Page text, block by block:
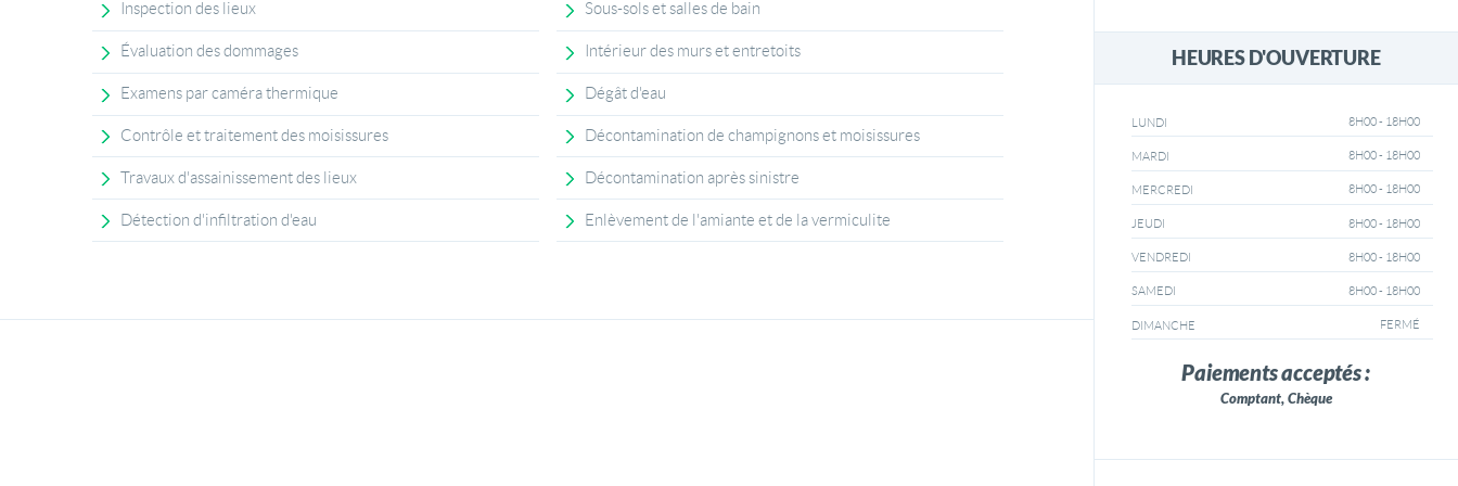
Inspection des lieux
Évaluation des dommages
Examens par caméra thermique
Contrôle et traitement des moisissures
Travaux d'assainissement des lieux
Détection d'infiltration d'eau
Sous-sols et salles de bain
Intérieur des murs et entretoits
Dégât d'eau
Décontamination de champignons et moisissures
Décontamination après sinistre
Enlèvement de l'amiante et de la vermiculite
HEURES D'OUVERTURE
LUNDI 8H00 - 18H00
MARDI 8H00 - 18H00
MERCREDI 8H00 - 18H00
JEUDI 8H00 - 18H00
VENDREDI 8H00 - 18H00
SAMEDI 8H00 - 18H00
DIMANCHE FERMÉ
Paiements acceptés :
Comptant, Chèque